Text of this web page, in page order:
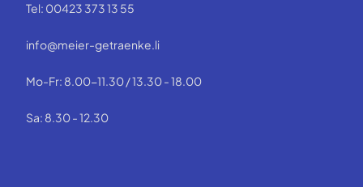
Tel: 00423 373 13 55
info@meier-getraenke.li
Mo-Fr: 8.00-11.30 / 13.30 - 18.00
Sa: 8.30 - 12.30